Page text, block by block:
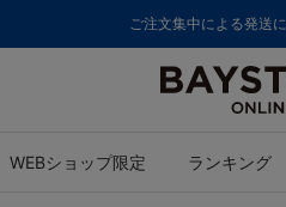
ご注文集中による発送
WEBショップ限定 ランキング